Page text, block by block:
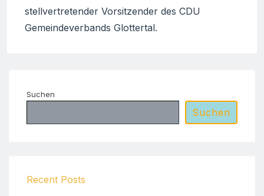
stellvertretender Vorsitzender des CDU
Gemeindeverbands Glottertal.
Suchen
Suchen
Recent Posts